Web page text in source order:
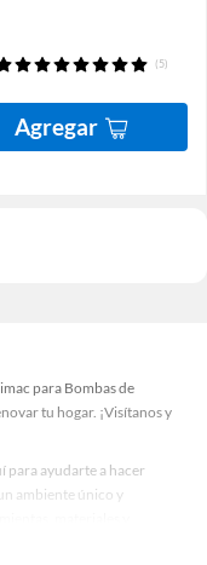
(5)
Agregar
para Bombas de
tu hogar. ¡Visítanos y
para ayudarte a hacer
ambiente único y
más tú.